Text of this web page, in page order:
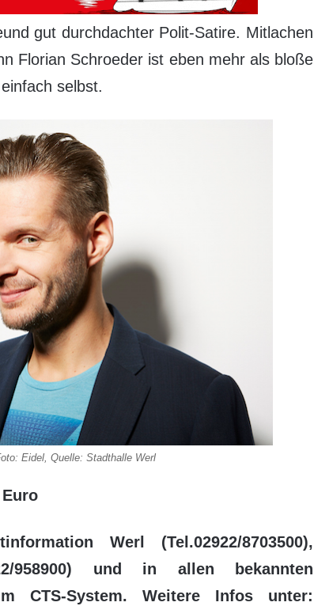
gut durchdachter Polit-Satire. Mitlachen
Florian Schroeder ist eben mehr als bloße
selbst.
Eidel, Quelle: Stadthalle Werl
Werl (Tel.02922/8703500),
958900) und in allen bekannten
CTS-System. Weitere Infos unter: